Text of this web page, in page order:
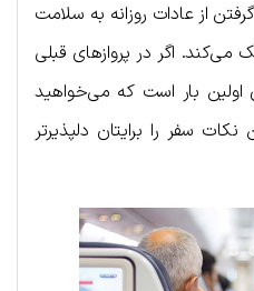
از عادات روزانه به سلامت
اگر در پروازهای قبلی
اولین بار است که می‌خواهید
نکات سفر را برایتان دلپذیرتر